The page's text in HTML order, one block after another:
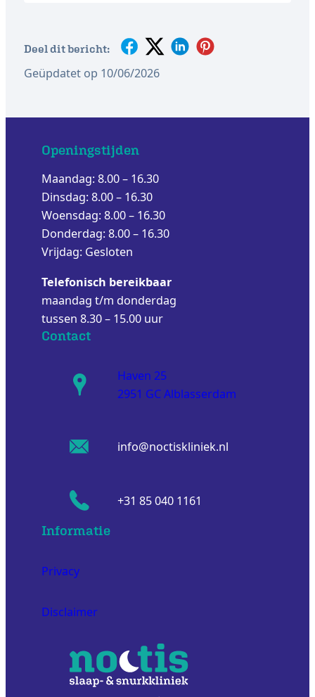
Deel dit bericht:
Geüpdatet op 10/06/2026
Openingstijden
Maandag: 8.00 – 16.30
Dinsdag: 8.00 – 16.30
Woensdag: 8.00 – 16.30
Donderdag: 8.00 – 16.30
Vrijdag: Gesloten
Telefonisch bereikbaar
maandag t/m donderdag
tussen 8.30 – 15.00 uur
Contact
Haven 25
2951 GC Alblasserdam
info@noctiskliniek.nl
+31 85 040 1161
Informatie
Privacy
Disclaimer